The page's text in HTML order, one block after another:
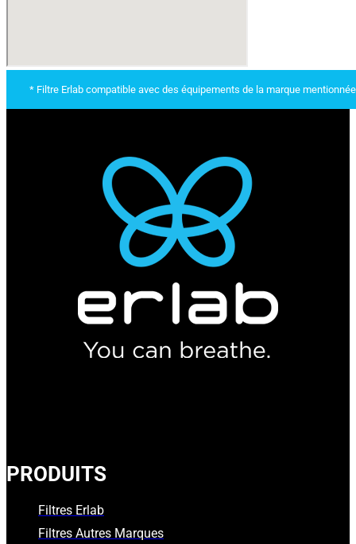
* Filtre Erlab compatible avec des équipements de la marque
PRODUITS
Filtres Erlab
Filtres Autres Marques